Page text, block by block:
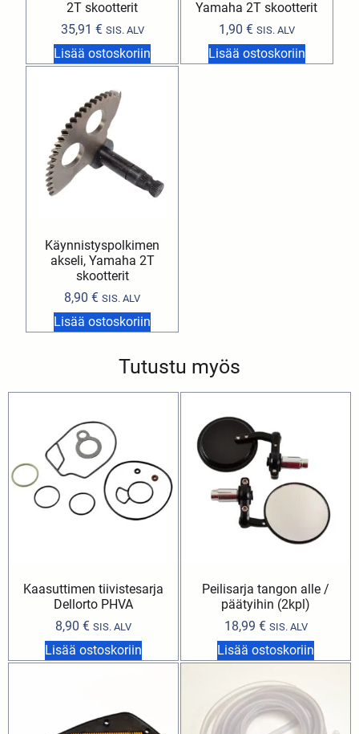
2T skootterit
35,91 € SIS. ALV
Lisää ostoskoriin
Yamaha 2T skootterit
1,90 € SIS. ALV
Lisää ostoskoriin
Käynnistyspolkimen
akseli, Yamaha 2T
skootterit
8,90€ SIS. ALV
Lisää ostoskoriin
Tutustu myös
Kaasuttimen tiivistesarja
Dellorto PHVA
8,90 € SIS. ALV
Lisää ostoskoriin
Peilisarja tangon alle /
päätyihin (2kpl)
18,99 € SIS. ALV
Lisää ostoskoriin